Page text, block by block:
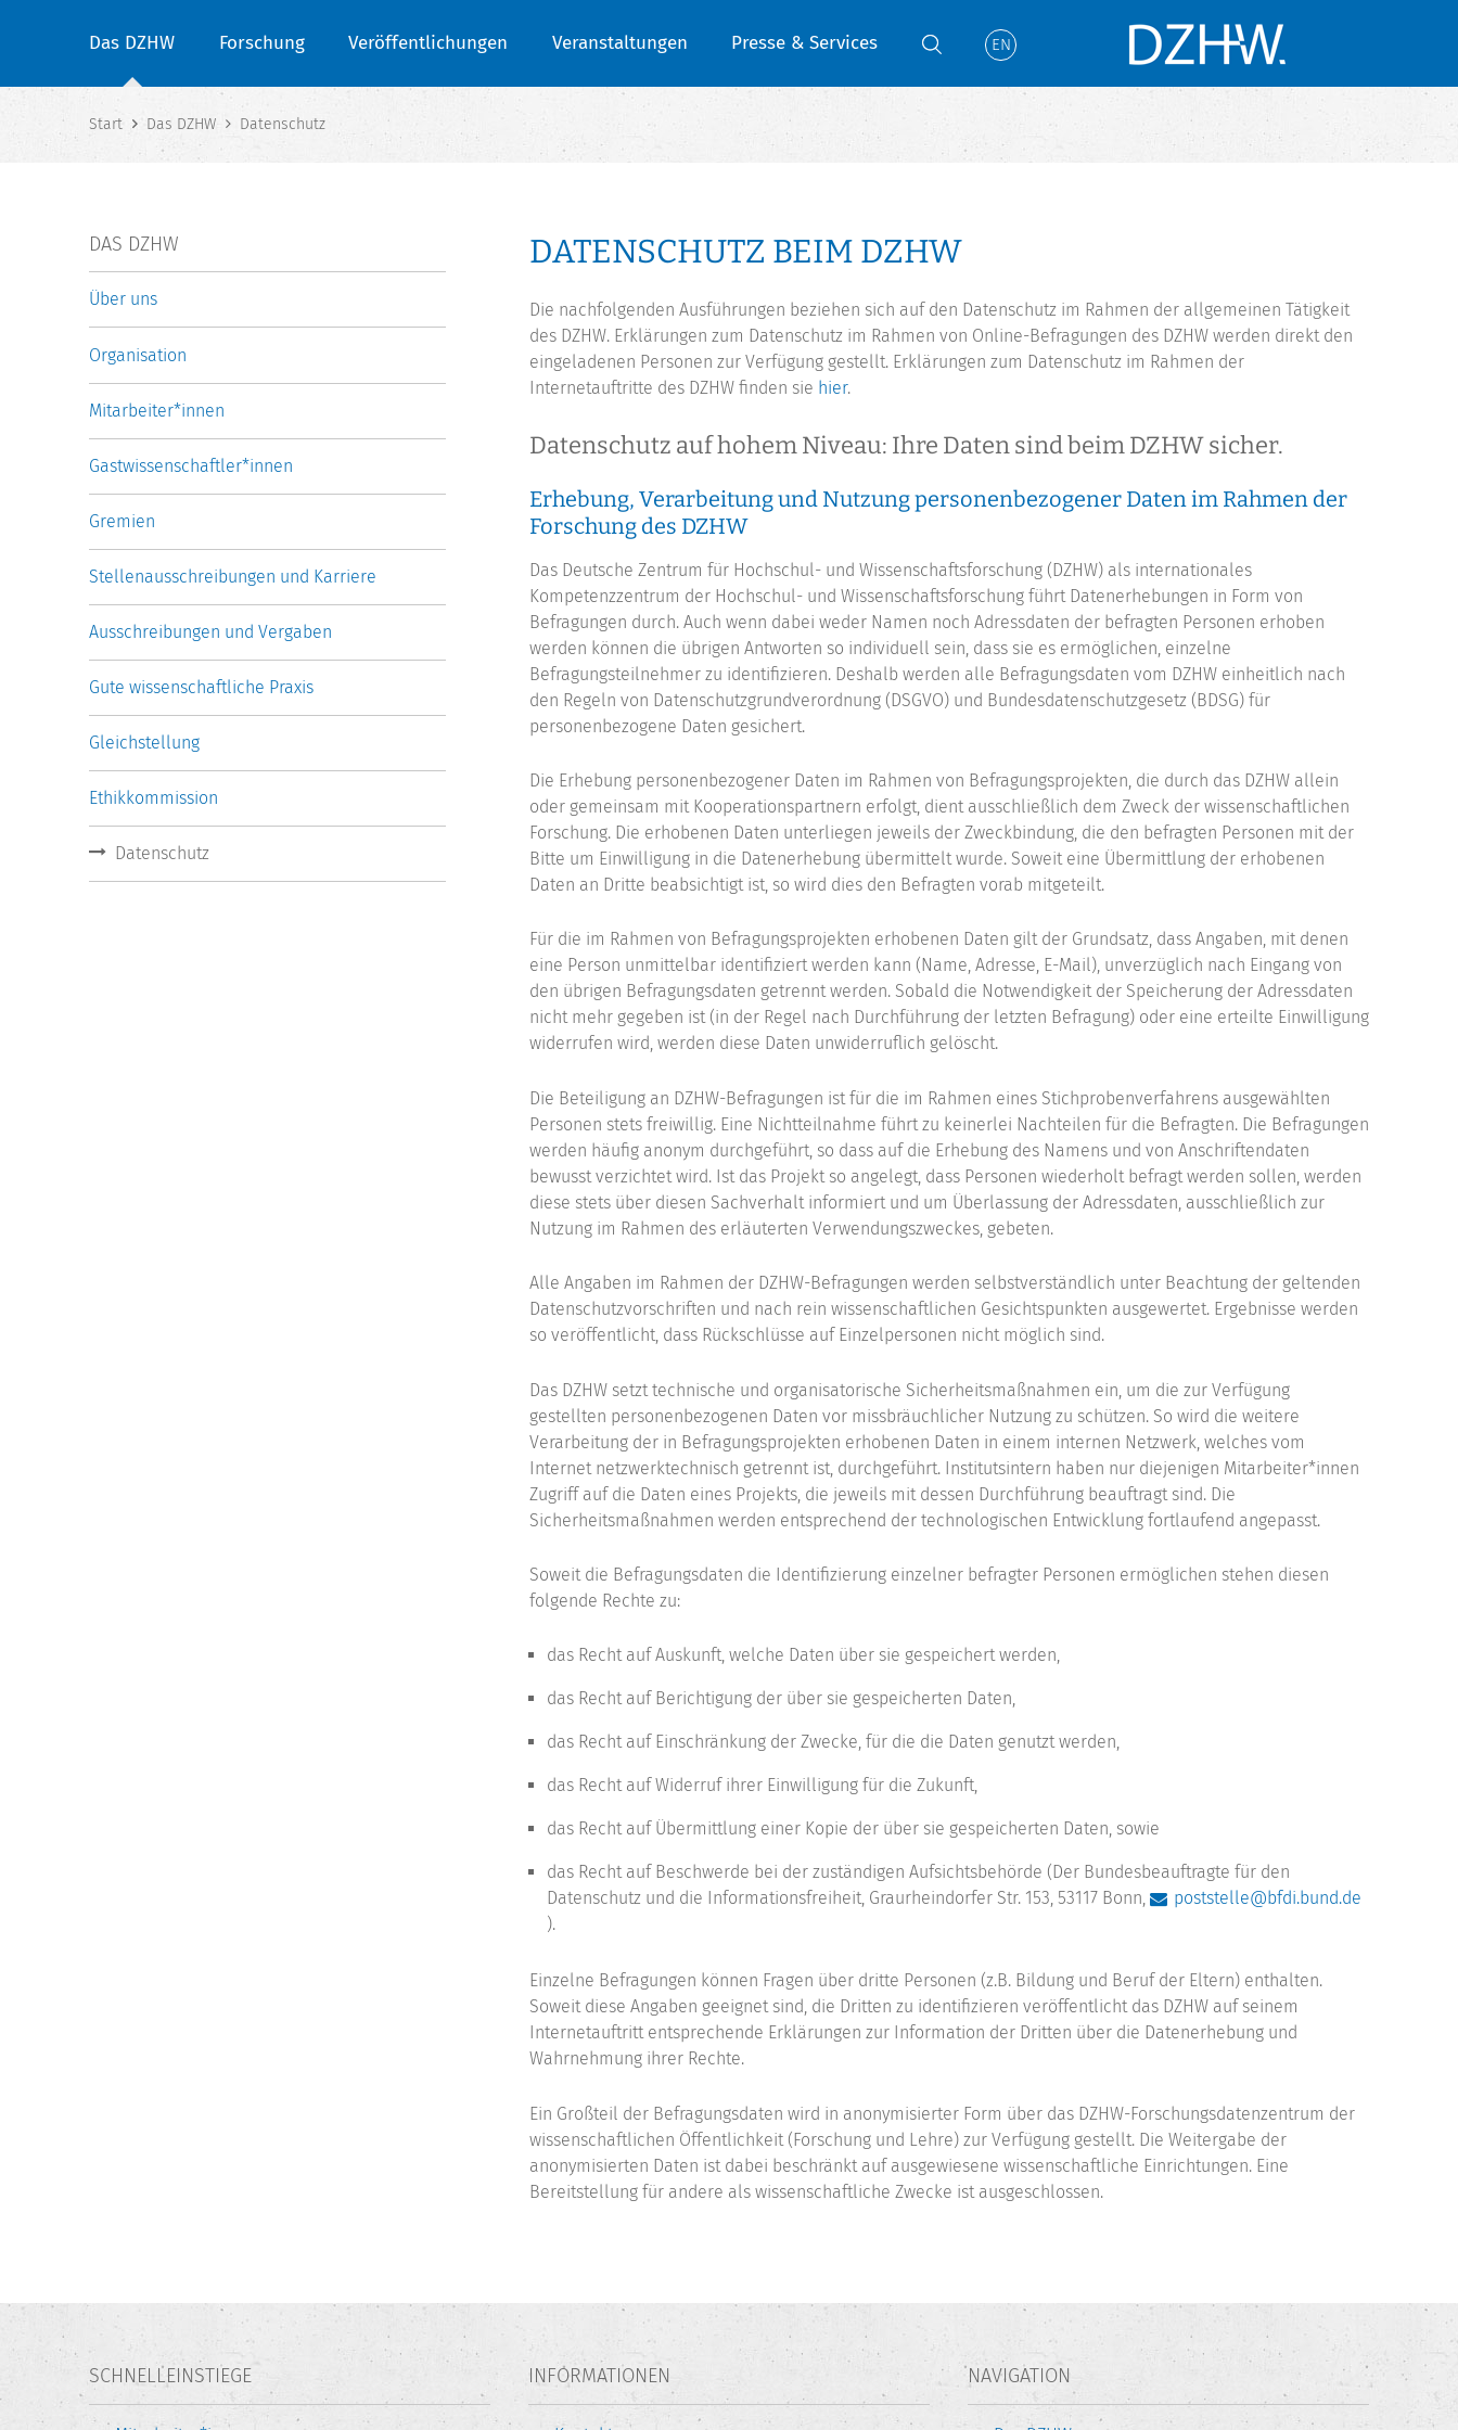
Das DZHW Forschung Veröffentlichungen Veranstaltungen Presse & Services EN
Start Das DZHW Datenschutz
DATENSCHUTZ BEIM DZHW
Die nachfolgenden Ausführungen beziehen sich auf den Datenschutz im Rahmen der allgemeinen Tätigkeit
des DZHW. Erklärungen zum Datenschutz im Rahmen von Online-Befragungen des DZHW werden direkt den
eingeladenen Personen zur Verfügung gestellt. Erklärungen zum Datenschutz im Rahmen der
Internetauftritte des DZHW finden sie hier.
Datenschutz auf hohem Niveau: Ihre Daten sind beim DZHW sicher.
Erhebung, Verarbeitung und Nutzung personenbezogener Daten im Rahmen der
Forschung des DZHW
Das Deutsche Zentrum für Hochschul- und Wissenschaftsforschung (DZHW) als internationales
Kompetenzzentrum der Hochschul- und Wissenschaftsforschung führt Datenerhebungen in Form von
Befragungen durch. Auch wenn dabei weder Namen noch Adressdaten der befragten Personen erhoben
werden können die übrigen Antworten so individuell sein, dass sie es ermöglichen, einzelne
Befragungsteilnehmer zu identifizieren. Deshalb werden alle Befragungsdaten vom DZHW einheitlich nach
den Regeln von Datenschutzgrundverordnung (DSGVO) und Bundesdatenschutzgesetz (BDSG) für
personenbezogene Daten gesichert.
Die Erhebung personenbezogener Daten im Rahmen von Befragungsprojekten, die durch das DZHW allein
oder gemeinsam mit Kooperationspartnern erfolgt, dient ausschließlich dem Zweck der wissenschaftlichen
Forschung. Die erhobenen Daten unterliegen jeweils der Zweckbindung, die den befragten Personen mit der
Bitte um Einwilligung in die Datenerhebung übermittelt wurde. Soweit eine Übermittlung der erhobenen
Daten an Dritte beabsichtigt ist, so wird dies den Befragten vorab mitgeteilt.
Für die im Rahmen von Befragungsprojekten erhobenen Daten gilt der Grundsatz, dass Angaben, mit denen
eine Person unmittelbar identifiziert werden kann (Name, Adresse, E-Mail), unverzüglich nach Eingang von
den übrigen Befragungsdaten getrennt werden. Sobald die Notwendigkeit der Speicherung der Adressdaten
nicht mehr gegeben ist (in der Regel nach Durchführung der letzten Befragung) oder eine erteilte Einwilligung
widerrufen wird, werden diese Daten unwiderruflich gelöscht.
Die Beteiligung an DZHW-Befragungen ist für die im Rahmen eines Stichprobenverfahrens ausgewählten
Personen stets freiwillig. Eine Nichtteilnahme führt zu keinerlei Nachteilen für die Befragten. Die Befragungen
werden häufig anonym durchgeführt, so dass auf die Erhebung des Namens und von Anschriftendaten
bewusst verzichtet wird. Ist das Projekt so angelegt, dass Personen wiederholt befragt werden sollen, werden
diese stets über diesen Sachverhalt informiert und um Überlassung der Adressdaten, ausschließlich zur
Nutzung im Rahmen des erläuterten Verwendungszweckes, gebeten.
Alle Angaben im Rahmen der DZHW-Befragungen werden selbstverständlich unter Beachtung der geltenden
Datenschutzvorschriften und nach rein wissenschaftlichen Gesichtspunkten ausgewertet. Ergebnisse werden
so veröffentlicht, dass Rückschlüsse auf Einzelpersonen nicht möglich sind.
Das DZHW setzt technische und organisatorische Sicherheitsmaßnahmen ein, um die zur Verfügung
gestellten personenbezogenen Daten vor missbräuchlicher Nutzung zu schützen. So wird die weitere
Verarbeitung der in Befragungsprojekten erhobenen Daten in einem internen Netzwerk, welches vom
Internet netzwerktechnisch getrennt ist, durchgeführt. Institutsintern haben nur diejenigen Mitarbeiter*innen
Zugriff auf die Daten eines Projekts, die jeweils mit dessen Durchführung beauftragt sind. Die
Sicherheitsmaßnahmen werden entsprechend der technologischen Entwicklung fortlaufend angepasst.
Soweit die Befragungsdaten die Identifizierung einzelner befragter Personen ermöglichen stehen diesen
folgende Rechte zu:
das Recht auf Auskunft, welche Daten über sie gespeichert werden,
das Recht auf Berichtigung der über sie gespeicherten Daten,
das Recht auf Einschränkung der Zwecke, für die die Daten genutzt werden,
das Recht auf Widerruf ihrer Einwilligung für die Zukunft,
das Recht auf Übermittlung einer Kopie der über sie gespeicherten Daten, sowie
das Recht auf Beschwerde bei der zuständigen Aufsichtsbehörde (Der Bundesbeauftragte für den
Datenschutz und die Informationsfreiheit, Graurheindorfer Str. 153, 53117 Bonn,
poststelle@bfdi.bund.de
).
Einzelne Befragungen können Fragen über dritte Personen (z.B. Bildung und Beruf der Eltern) enthalten.
Soweit diese Angaben geeignet sind, die Dritten zu identifizieren veröffentlicht das DZHW auf seinem
Internetauftritt entsprechende Erklärungen zur Information der Dritten über die Datenerhebung und
Wahrnehmung ihrer Rechte.
Ein Großteil der Befragungsdaten wird in anonymisierter Form über das DZHW-Forschungsdatenzentrum der
wissenschaftlichen Öffentlichkeit (Forschung und Lehre) zur Verfügung gestellt. Die Weitergabe der
anonymisierten Daten ist dabei beschränkt auf ausgewiesene wissenschaftliche Einrichtungen. Eine
Bereitstellung für andere als wissenschaftliche Zwecke ist ausgeschlossen.
DAS DZHW
Über uns
Organisation
Mitarbeiter*innen
Gastwissenschaftler*innen
Gremien
Stellenausschreibungen und Karriere
Ausschreibungen und Vergaben
Gute wissenschaftliche Praxis
Gleichstellung
Ethikkommission
Datenschutz
SCHNELLEINSTIEGE INFORMATIONEN NAVIGATION